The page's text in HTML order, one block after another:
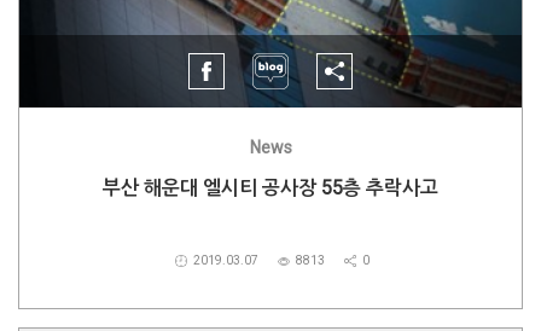
News
부산 해운대 엘시티 공사장 55층 추락사고
2019.03.07 8813 0